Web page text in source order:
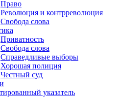
Право
Революция и контрреволюция
Свобода слова
Приватность
Свобода слова
Справедливые выборы
Хорошая полиция
Честный суд
указатель